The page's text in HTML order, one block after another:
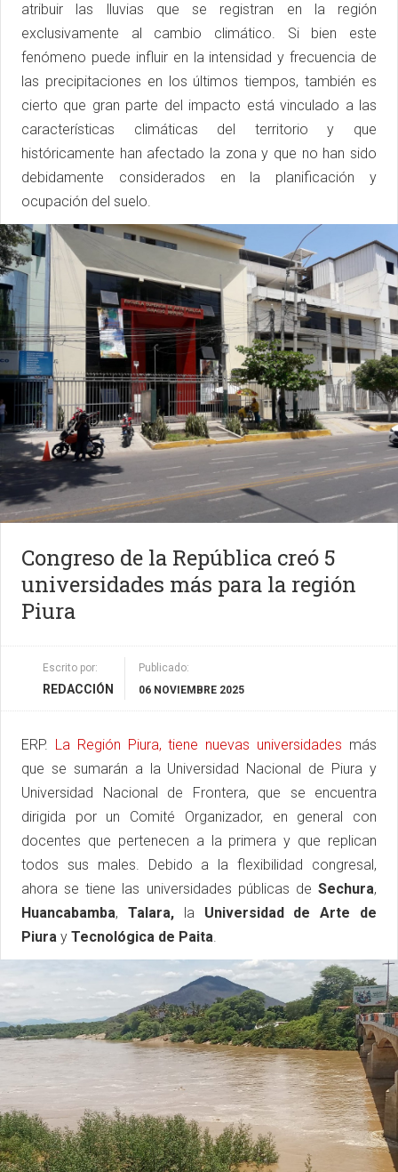
atribuir las lluvias que se registran en la región
exclusivamente al cambio climático. Si bien este
fenómeno puede influir en la intensidad y frecuencia de
las precipitaciones en los últimos tiempos, también es
cierto que gran parte del impacto está vinculado a las
características climáticas del territorio y que
históricamente han afectado la zona y que no han sido
debidamente considerados en la planificación y
ocupación del suelo.
Congreso de la República creó 5
universidades más para la región
Piura
Escrito por:
REDACCIÓN
Publicado:
06 NOVIEMBRE 2025
ERP. La Región Piura, tiene nuevas universidades más
que se sumarán a la Universidad Nacional de Piura y
Universidad Nacional de Frontera, que se encuentra
dirigida por un Comité Organizador, en general con
docentes que pertenecen a la primera y que replican
todos sus males. Debido a la flexibilidad congresal,
ahora se tiene las universidades públicas de Sechura,
Huancabamba, Talara, la Universidad de Arte de
Piura y Tecnológica de Paita.